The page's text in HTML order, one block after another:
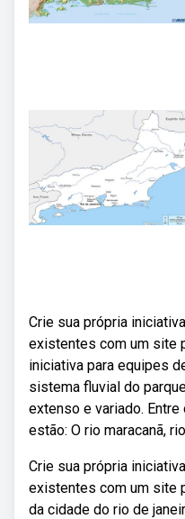
Crie sua própria
existentes com um site
iniciativa para equipes
sistema fluvial do
extenso e variado.
estão: O rio maracanã,
Crie sua própria
existentes com um site
da cidade do rio de